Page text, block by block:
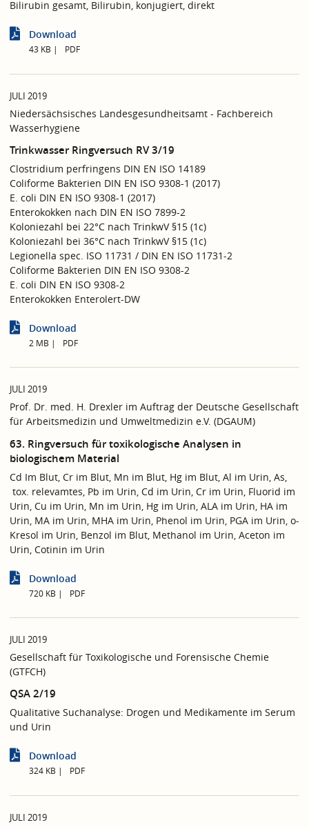
Bilirubin gesamt, Bilirubin, konjugiert, direkt
Download
43 KB PDF
JULI 2019
Niedersächsisches Landesgesundheitsamt - Fachbereich
Wasserhygiene
Trinkwasser Ringversuch RV 3/19
Clostridium perfringens DIN EN ISO 14189
Coliforme Bakterien DIN EN ISO 9308-1 (2017)
E. coli DIN EN ISO 9308-1 (2017)
Enterokokken nach DIN EN ISO 7899-2
Koloniezahl bei 22°C nach TrinkwV §15 (1c)
Koloniezahl bei 36°C nach TrinkwV §15 (1c)
Legionella spec. ISO 11731 / DIN EN ISO 11731-2
Coliforme Bakterien DIN EN ISO 9308-2
E. coli DIN EN ISO 9308-2
Enterokokken Enterolert-DW
Download
2 MB PDF
JULI 2019
Prof. Dr. med. H. Drexler im Auftrag der Deutsche Gesellschaft
für Arbeitsmedizin und Umweltmedizin e.V. (DGAUM)
63. Ringversuch für toxikologische Analysen in
biologischem Material
Cd Im Blut, Cr im Blut, Mn im Blut, Hg im Blut, Al im Urin, As,
tox. relevamtes, Pb im Urin, Cd im Urin, Cr im Urin, Fluorid im
Urin, Cu im Urin, Mn im Urin, Hg im Urin, ALA im Urin, HA im
Urin, MA im Urin, MHA im Urin, Phenol im Urin, PGA im Urin, o-
Kresol im Urin, Benzol im Blut, Methanol im Urin, Aceton im
Urin, Cotinin im Urin
Download
720 KB PDF
JULI 2019
Gesellschaft für Toxikologische und Forensische Chemie
(GTFCH)
QSA 2/19
Qualitative Suchanalyse: Drogen und Medikamente im Serum
und Urin
Download
324 KB PDF
JULI 2019